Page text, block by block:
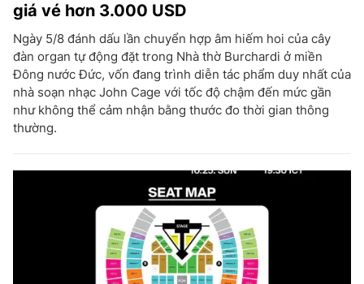
giá vé hơn 3.000 USD
Ngày 5/8 đánh dấu lần chuyển hợp âm hiếm hoi của cây
đàn organ tự động đặt trong Nhà thờ Burchardi ở miền
Đông nước Đức, vốn đang trình diễn tác phẩm duy nhất của
nhà soạn nhạc John Cage với tốc độ chậm đến mức gần
như không thể cảm nhận bằng thước đo thời gian thông
thường.